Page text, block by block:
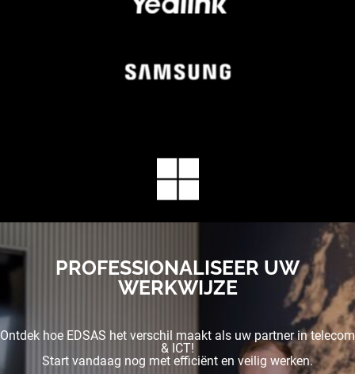
PROFESSIONALISEER UW
WERKWIJZE
Ontdek hoe EDSAS het verschil maakt als uw partner in telecom
& ICT!
Start vandaag nog met efficiënt en veilig werken.